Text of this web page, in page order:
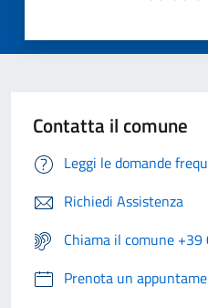
Contatta il comune
Leggi le domande
Richiedi Assistenza
Chiama il comune
Prenota un